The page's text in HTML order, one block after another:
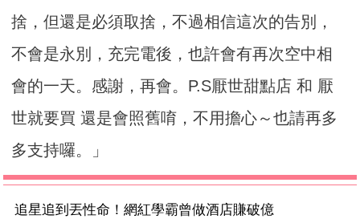
捨，但還是必須取捨，不過相信這次的告別，
不會是永別，充完電後，也許會有再次空中相
會的一天。感謝，再會。P.S厭世甜點店 和 厭
世就要買 還是會照舊唷，不用擔心～也請再多
多支持囉。」
追星追到丟性命！網紅學霸曾做酒店賺破億